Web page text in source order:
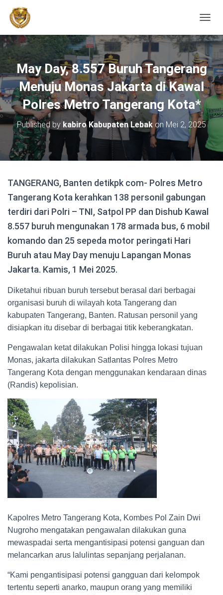
May Day, 8.557 Buruh Tangerang
Menuju Monas Jakarta di Kawal
Polres Metro Tangerang Kota*
Published by kabiro Kabupaten Lebak on Mei 2, 2025
TANGERANG, Banten detikpk com- Polres Metro
Tangerang Kota kerahkan 138 personil gabungan
terdiri dari Polri – TNI, Satpol PP dan Dishub Kawal
8.557 buruh mengunakan 178 armada bus, 6 mobil
komando dan 25 sepeda motor peringati Hari
Buruh atau May Day menuju Lapangan Monas
Jakarta. Kamis, 1 Mei 2025.
Diketahui ribuan buruh tersebut berasal dari berbagai
organisasi buruh di wilayah kota Tangerang dan
kabupaten Tangerang, Banten. Ratusan personil yang
disiapkan itu disebar di berbagai titik keberangkatan.
Pengawalan ketat dilakukan Polisi hingga lokasi tujuan
Monas, jakarta dilakukan Satlantas Polres Metro
Tangerang Kota dengan menggunakan kendaraan dinas
(Randis) kepolisian.
Kapolres Metro Tangerang Kota, Kombes Pol Zain Dwi
Nugroho mengatakan pengawalan dilakukan guna
mewaspadai serta mengantisipasi potensi ganguan dan
melancarkan arus lalulintas sepanjang perjalanan.
“Kami pengantisipasi potensi gangguan dari kelompok
tertentu seperti anarko, maupun orang yang memiliki